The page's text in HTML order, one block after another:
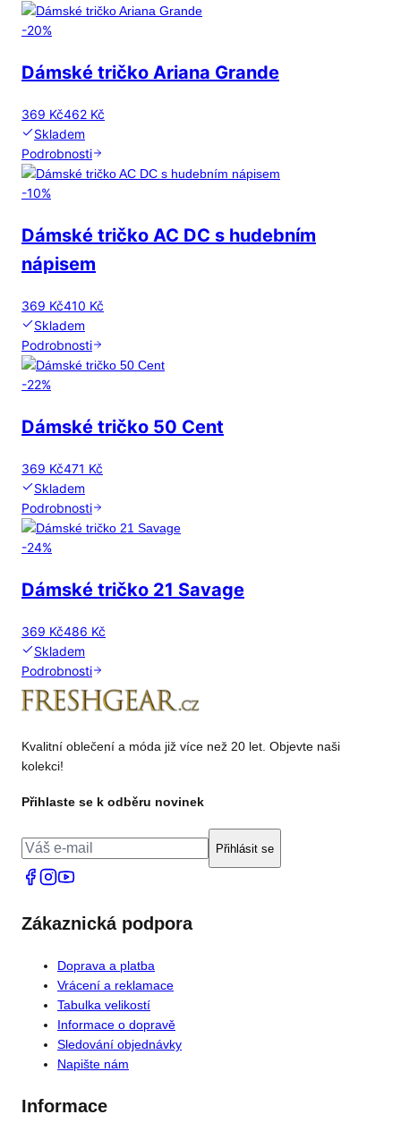
-20%
Dámské tričko Ariana Grande
369 Kč462 Kč
Skladem
Podrobnosti
-10%
Dámské tričko AC DC s hudebním
nápisem
369 Kč410 Kč
Skladem
Podrobnosti
-22%
Dámské tričko 50 Cent
369 Kč471 Kč
Skladem
Podrobnosti
-24%
Dámské tričko 21 Savage
369 Kč486 Kč
Skladem
Podrobnosti
Kvalitní oblečení a móda již více než 20 let. Objevte naši
kolekci!
Přihlaste se k odběru novinek
Přihlásit se
Zákaznická podpora
Doprava a platba
Vrácení a reklamace
Tabulka velikostí
Informace o dopravě
Sledování objednávky
Napište nám
Informace